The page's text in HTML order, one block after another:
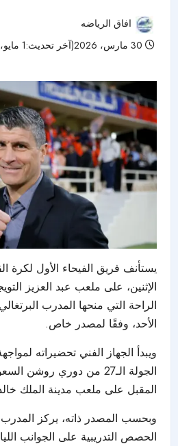
افاق الرياضه
يستأنف فريق الفيحاء الأول لكرة
الإثنين، على ملعب عبد العزيز
الراحة التي منحها المدرب
الأحد، وفقًا لمصدر خاص.
ويبدأ الجهاز الفني تحضيراته
الجولة الـ27 من دوري
المقبل على ملعب مدينة الملك
وبحسب المصدر ذاته، يركز المدرب
الحصص التدريبية على الجوانب